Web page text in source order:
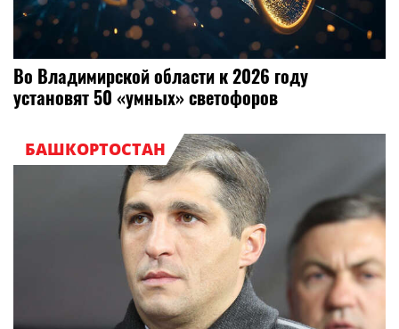
Во Владимирской области к 2026 году
установят 50 «умных» светофоров
БАШКОРТОСТАН